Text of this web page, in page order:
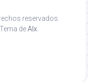
reservados.
deAlx.